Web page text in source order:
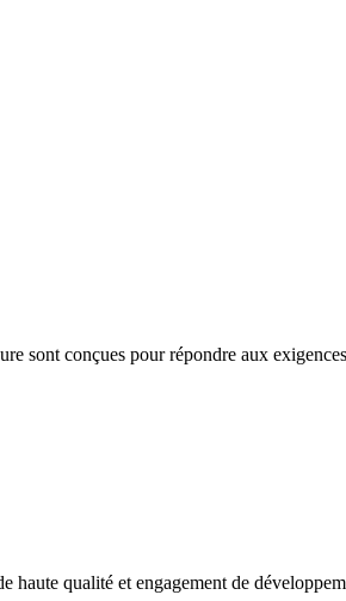
sont conçues pour répondre aux
qualité et engagement de